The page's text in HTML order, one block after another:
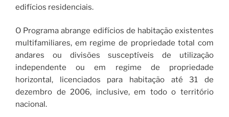
edifícios residenciais.
O Programa abrange edifícios de habitação existentes
multifamiliares, em regime de propriedade total com
andares ou divisões susceptíveis de utilização
independente ou em regime de propriedade
horizontal, licenciados para habitação até 31 de
dezembro de 2006, inclusive, em todo o território
nacional.